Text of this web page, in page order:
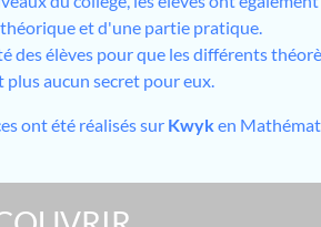
et d'une partie pratique.
des élèves pour que les différents
aucun secret pour eux.
ont été réalisés sur Kwyken